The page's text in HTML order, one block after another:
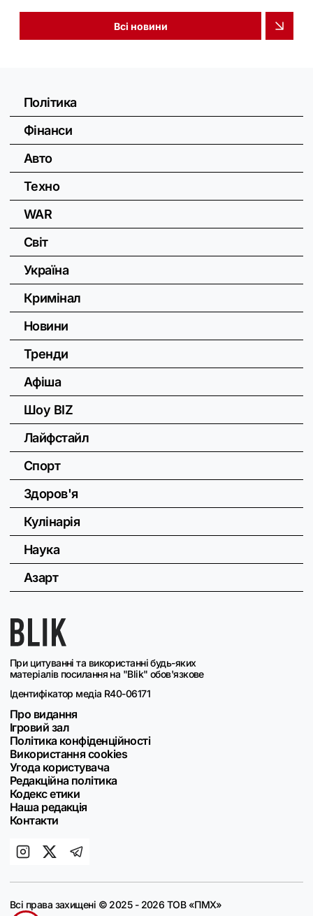
Всі новини
При цитуванні та використанні будь-яких
матеріалів посилання на "Blik" обов'язкове
Ідентифікатор медіа R40-06171
Про видання
Ігровий зал
Політика конфіденційності
Використання cookies
Угода користувача
Редакційна політика
Кодекс етики
Наша редакція
Контакти
Політика
Фінанси
Авто
Техно
WAR
Світ
Україна
Кримінал
Новини
Тренди
Афіша
Шоу BIZ
Лайфстайл
Спорт
Здоров'я
Кулінарія
Наука
Азарт
Всі права захищені © 2025 - 2026 ТОВ «ПМХ»